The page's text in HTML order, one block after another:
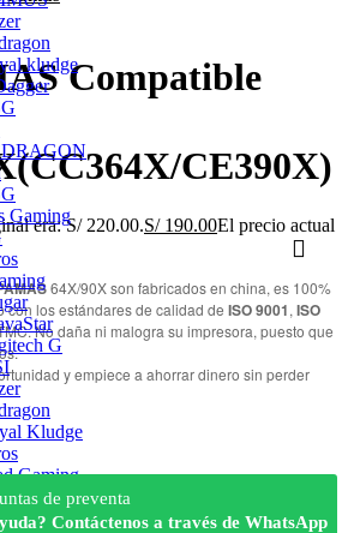
kludge
Gaming
G
Kludge
Gaming
Kludge
Compatible
CE390X)
era: S/ 220.00.S/190.00El precio actual
64X/90X son fabricados en china, es 100%
con los estándares de calidad de ISO 9001, ISO
No daña ni malogra su impresora, puesto que
y empiece a ahorrar dinero sin perder
de preventa
Contáctenos a través de WhatsApp